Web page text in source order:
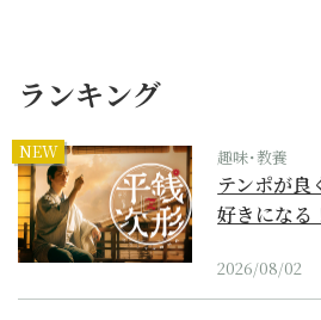
ランキング
NEW 趣味･教養
テンポが良
好きにな
2026/08/02